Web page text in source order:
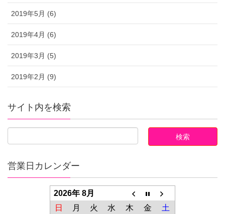
2019年5月 (6)
2019年4月 (6)
2019年3月 (5)
2019年2月 (9)
サイト内を検索
営業日カレンダー
2026年 8月
日
月 火 水 木 金
土